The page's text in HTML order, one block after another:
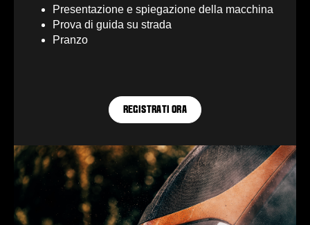
Presentazione e spiegazione della macchina
Prova di guida su strada
Pranzo
REGISTRATI ORA